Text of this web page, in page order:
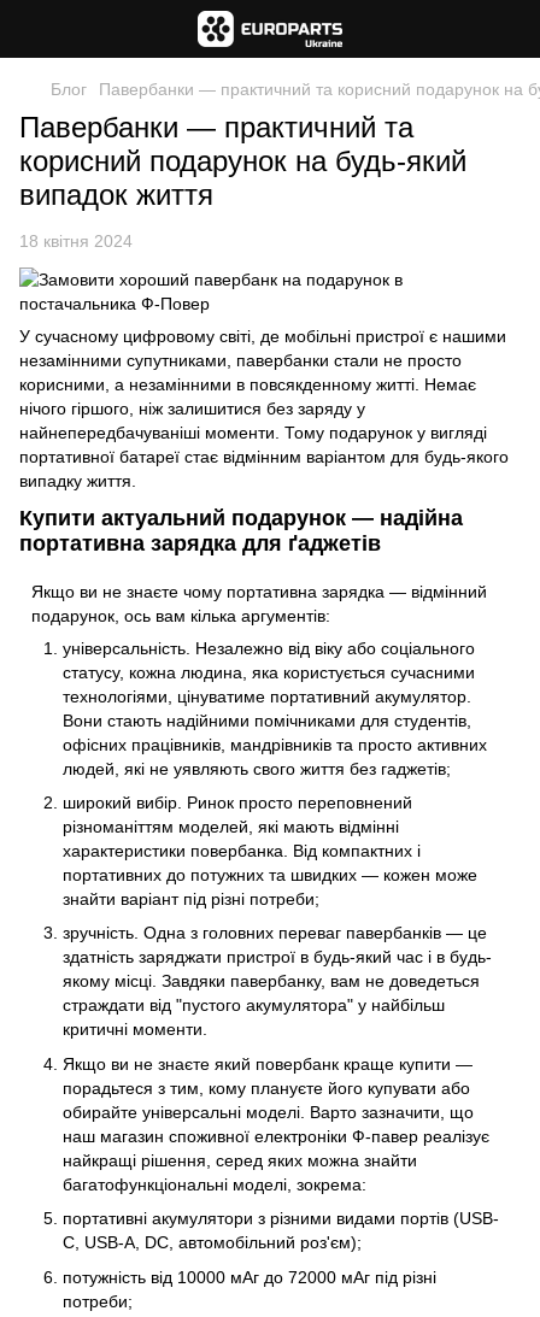
Блог Павербанки — практичний та корисний подарунок на
Павербанки — практичний та
корисний подарунок на будь-який
випадок життя
18 квітня 2024
У сучасному цифровому світі, де мобільні пристрої є нашими
незамінними супутниками, павербанки стали не просто
корисними, а незамінними в повсякденному житті. Немає
нічого гіршого, ніж залишитися без заряду у
найнепередбачуваніші моменти. Тому подарунок у вигляді
портативної батареї стає відмінним варіантом для будь-якого
випадку життя.
Купити актуальний подарунок — надійна
портативна зарядка для ґаджетів
Якщо ви не знаєте чому портативна зарядка — відмінний
подарунок, ось вам кілька аргументів:
універсальність. Незалежно від віку або соціального
статусу, кожна людина, яка користується сучасними
технологіями, цінуватиме портативний акумулятор.
Вони стають надійними помічниками для студентів,
офісних працівників, мандрівників та просто активних
людей, які не уявляють свого життя без гаджетів;
широкий вибір. Ринок просто переповнений
різноманіттям моделей, які мають відмінні
характеристики повербанка. Від компактних і
портативних до потужних та швидких — кожен може
знайти варіант під різні потреби;
зручність. Одна з головних переваг павербанків — це
здатність заряджати пристрої в будь-який час і в будь-
якому місці. Завдяки павербанку, вам не доведеться
страждати від "пустого акумулятора" у найбільш
критичні моменти.
Якщо ви не знаєте який повербанк краще купити —
порадьтеся з тим, кому плануєте його купувати або
обирайте універсальні моделі. Варто зазначити, що
наш магазин споживної електроніки Ф-павер реалізує
найкращі рішення, серед яких можна знайти
багатофункціональні моделі, зокрема:
портативні акумулятори з різними видами портів (USB-
C, USB-A, DC, автомобільний роз'єм);
потужність від 10000 мАг до 72000 мАг під різні
потреби;